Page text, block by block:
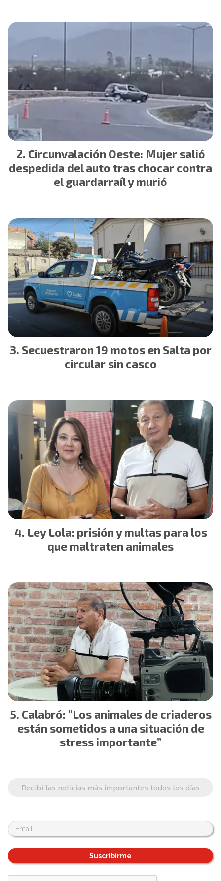
Circunvalación Oeste: Mujer salió
despedida del auto tras chocar contra
el guardarraíl y murió
Secuestraron 19 motos en Salta por
circular sin casco
Ley Lola: prisión y multas para los
que maltraten animales
Calabró: “Los animales de criaderos
están sometidos a una situación de
stress importante”
Recibí las noticias más importantes todos los días
Suscribirme